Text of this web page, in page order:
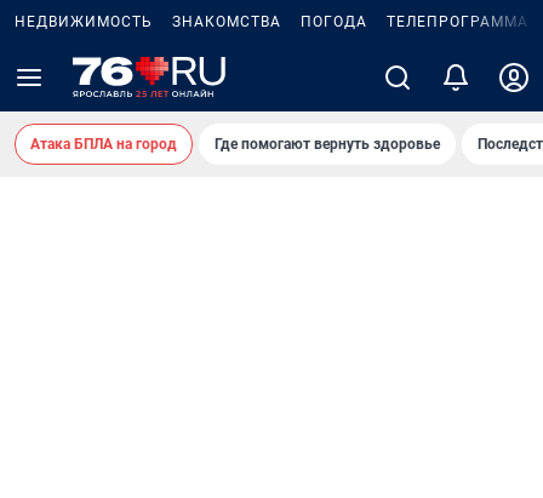
НЕДВИЖИМОСТЬ ЗНАКОМСТВА ПОГОДА ТЕЛЕПРОГРАММА
Атака БПЛА на город Где помогают вернуть здоровье